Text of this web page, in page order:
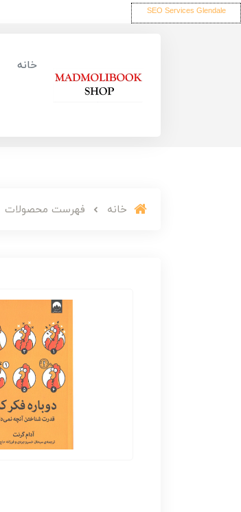
SEO Services Glendale
خانه
خانه فهرست محصولات